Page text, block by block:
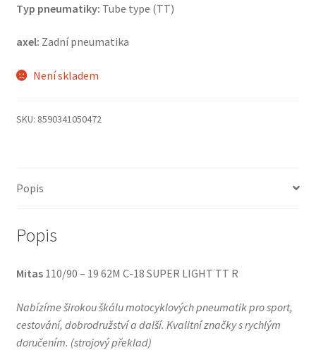
Typ pneumatiky: Tube type (TT)
axel: Zadní pneumatika
Není skladem
SKU: 8590341050472
Popis
Popis
Mitas110/90 – 19 62M C-18 SUPER LIGHT TT R
Nabízíme širokou škálu motocyklových pneumatik pro sport,
cestování, dobrodružství a další. Kvalitní značky s rychlým
doručením. (strojový překlad)